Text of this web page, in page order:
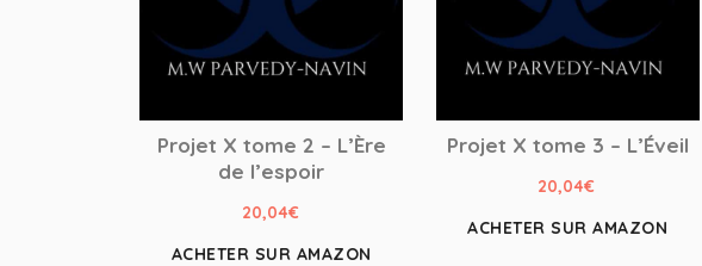
Projet X tome 2 – L’Ère
de l’espoir
20,04€
ACHETER SUR AMAZON
Projet X tome 3 – L’Éveil
20,04€
ACHETER SUR AMAZON